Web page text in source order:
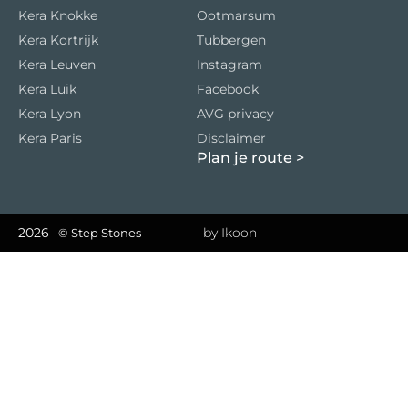
Kera Knokke
Kera Kortrijk
Kera Leuven
Kera Luik
Kera Lyon
Kera Paris
Ootmarsum
Tubbergen
Instagram
Facebook
AVG privacy
Disclaimer
Plan je route >
2026 © Step Stones by Ikoon